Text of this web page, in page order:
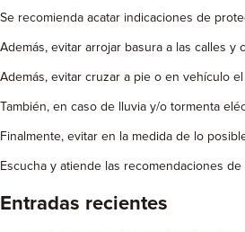
Se recomienda acatar indicaciones de
Además, evitar arrojar basura a las calles
Además, evitar cruzar a pie o en vehículo
También, en caso de lluvia y/o tormenta
Finalmente, evitar en la medida de lo
Escucha y atiende las recomendaciones de
Entradas recientes